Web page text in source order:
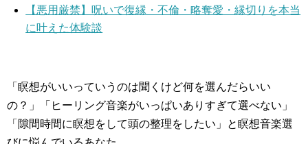
【悪用厳禁】呪いで復縁・不倫・略奪愛・縁切りを本当
に叶えた体験談
「瞑想がいいっていうのは聞くけど何を選んだらいい
の？」「ヒーリング音楽がいっぱいありすぎて選べない」
「隙間時間に瞑想をして頭の整理をしたい」と瞑想音楽選